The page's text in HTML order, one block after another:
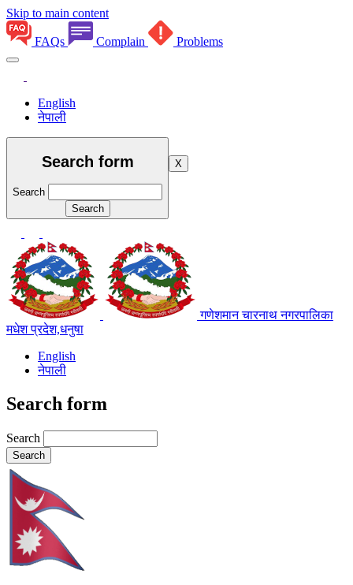
Skip to main content
FAQs Complain Problems
English
नेपाली
Search form
Search
X
गणेशमान चारनाथ नगरपालिका
मधेश प्रदेश,धनुषा
English
नेपाली
Search form
Search